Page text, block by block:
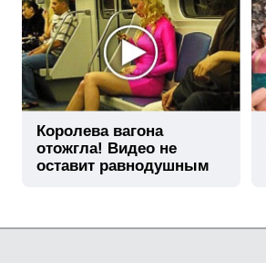
Королева вагона
отожгла! Видео не
оставит равнодушным